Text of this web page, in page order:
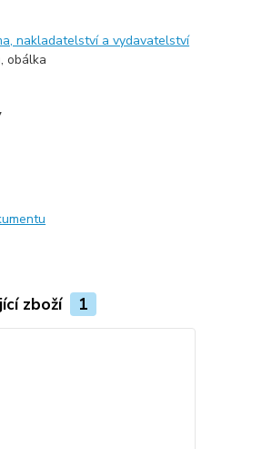
nakladatelství a vydavatelství
obálka
zboží 1